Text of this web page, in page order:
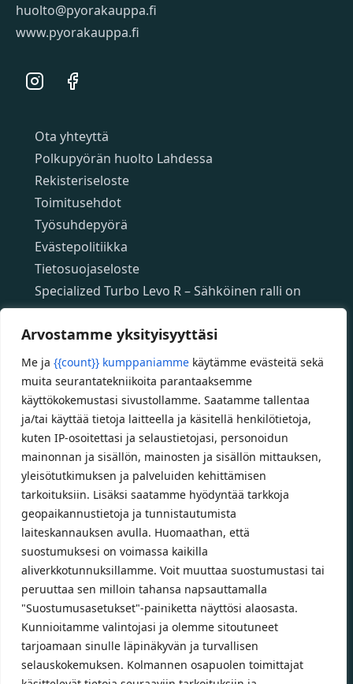
Arvostamme yksityisyyttäsi
Me ja {{count}} kumppaniamme käytämme evästeitä sekä
muita seurantatekniikoita parantaaksemme
käyttökokemustasi sivustollamme. Saatamme tallentaa
ja/tai käyttää tietoja laitteella ja käsitellä henkilötietoja,
kuten IP-osoitettasi ja selaustietojasi, personoidun
mainonnan ja sisällön, mainosten ja sisällön mittauksen,
yleisötutkimuksen ja palveluiden kehittämisen
tarkoituksiin. Lisäksi saatamme hyödyntää tarkkoja
geopaikannustietoja ja tunnistautumista
laiteskannauksen avulla. Huomaathan, että
suostumuksesi on voimassa kaikilla
aliverkkotunnuksillamme. Voit muuttaa suostumustasi tai
peruuttaa sen milloin tahansa napsauttamalla
"Suostumusasetukset"-painiketta näyttösi alaosasta.
Kunnioitamme valintojasi ja olemme sitoutuneet
tarjoamaan sinulle läpinäkyvän ja turvallisen
selauskokemuksen. Kolmannen osapuolen toimittajat
huolto@pyorakauppa.fi
www.pyorakauppa.fi
InstagramFacebook
SivutOta yhteyttä
Polkupyörän huolto Lahdessa
Rekisteriseloste
Toimitusehdot
Työsuhdepyörä
Evästepolitiikka
Tietosuojaseloste
Specialized Turbo Levo R – Sähköinen ralli on
täällä!
Specialized App – ilmainen mobiilisovellus
Specializedin sähköpyöriin
Custom polkupyörät
Fatbikellä helppoa ja huoletonta etenemistä
maastossa
Aukioloajat
Talvikauden aukioloajat (1.10.2025 – 28.2.2026)
Ma-Pe 10-18
La 10-14
Kesäkauden aukioloajat (1.3.2026 – 30.9.2026)
Ma-Pe 10-18
La 9-15
Poikkeavat aukioloajat: